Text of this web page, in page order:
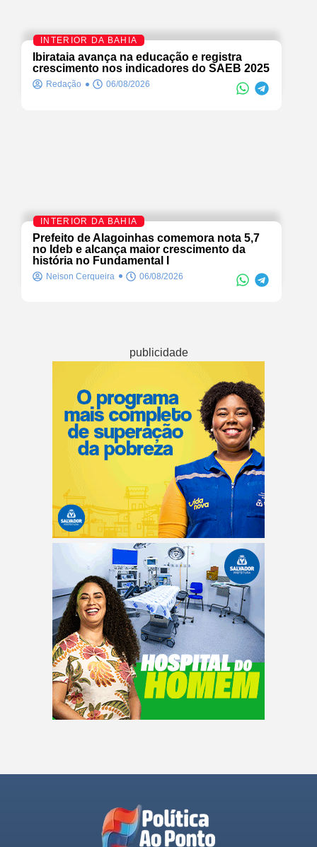
INTERIOR DA BAHIA
Ibirataia avança na educação e registra
crescimento nos indicadores do SAEB 2025
Redação 06/08/2026
INTERIOR DA BAHIA
Prefeito de Alagoinhas comemora nota 5,7
no Ideb e alcança maior crescimento da
história no Fundamental I
Neison Cerqueira 06/08/2026
publicidade